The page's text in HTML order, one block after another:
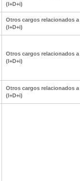
(I+D+i)
Otros cargos relacionados a
(I+D+i)
Otros cargos relacionados a
(I+D+i)
Otros cargos relacionados a
(I+D+i)